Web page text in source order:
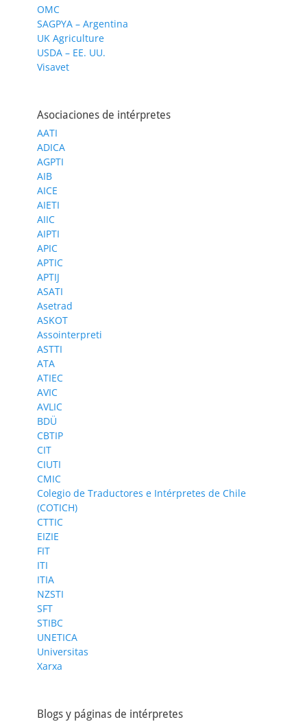
OMC
SAGPYA – Argentina
UK Agriculture
USDA – EE. UU.
Visavet
Asociaciones de intérpretes
AATI
ADICA
AGPTI
AIB
AICE
AIETI
AIIC
AIPTI
APIC
APTIC
APTIJ
ASATI
Asetrad
ASKOT
Assointerpreti
ASTTI
ATA
ATIEC
AVIC
AVLIC
BDÜ
CBTIP
CIT
CIUTI
CMIC
Colegio de Traductores e Intérpretes de Chile
(COTICH)
CTTIC
EIZIE
FIT
ITI
ITIA
NZSTI
SFT
STIBC
UNETICA
Universitas
Xarxa
Blogs y páginas de intérpretes